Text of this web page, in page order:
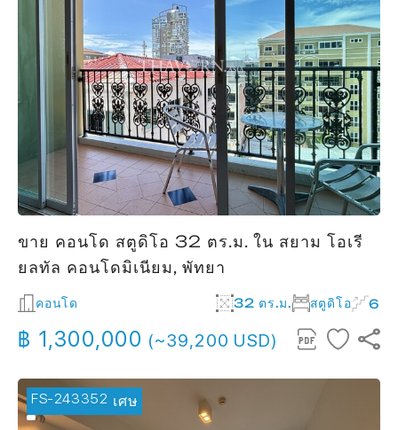
ขาย คอนโด สตูดิโอ 32 ตร.ม. ใน สยาม โอเรี
ยลทัล คอนโดมิเนียม, พัทยา
คอนโด 32 ตร.ม. สตูดิโอ 6
฿ 1,300,000 (~39,200 USD)
FS-243352
🔥 ข้อเสนอพิเศษ